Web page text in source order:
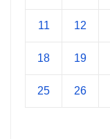
11 12
18 19
25 26